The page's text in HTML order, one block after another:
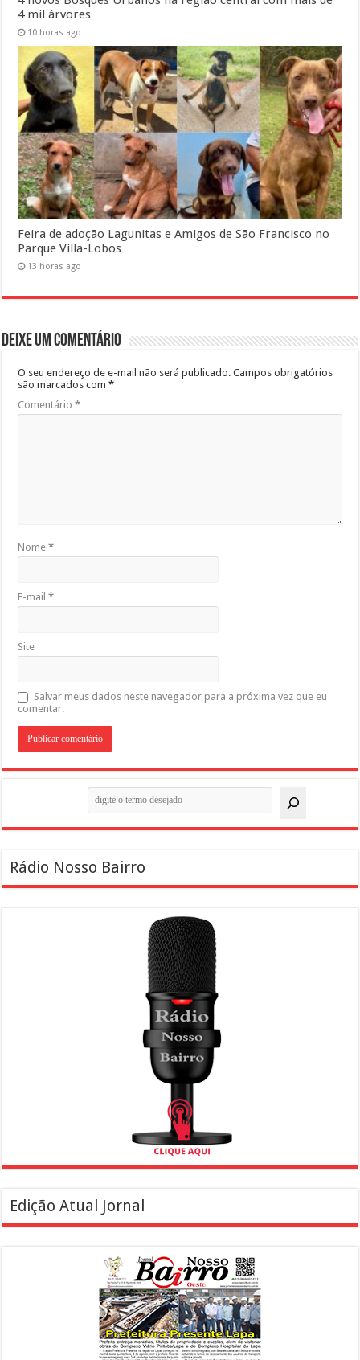
4 mil árvores
10 horas ago
Feira de adoção Lagunitas e Amigos de São Francisco no
Parque Villa-Lobos
13 horas ago
Deixe um comentário
O seu endereço de e-mail não será publicado. Campos obrigatórios
são marcados com*
Comentário*
Nome*
E-mail*
Site
Salvar meus dados neste navegador para a próxima vez que eu
comentar.
Rádio Nosso Bairro
Edição Atual Jornal